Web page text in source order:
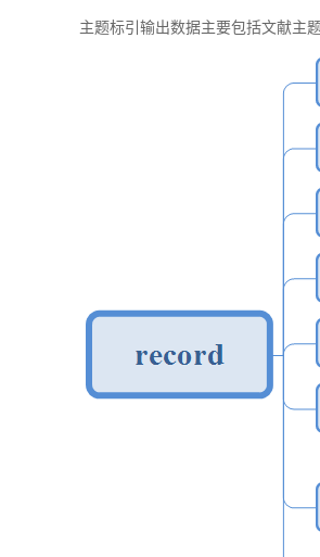
主题标引输出数据主要包括文献主